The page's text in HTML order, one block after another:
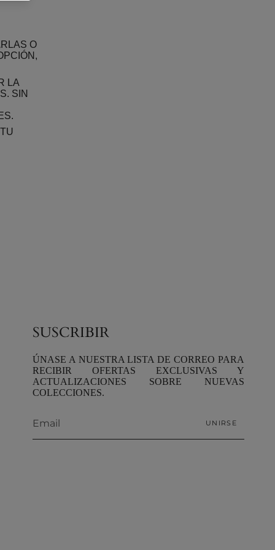
O
LA
SIN
SUSCRIBIR
ÚNASE A NUESTRA LISTA DE CORREO PARA
RECIBIR OFERTAS EXCLUSIVAS Y
ACTUALIZACIONES SOBRE NUEVAS
COLECCIONES.
UNIRSE